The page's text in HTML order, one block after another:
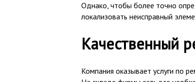
Однако, чтобы более точно
локализовать неисправный
Качественный
Компания оказывает услуги по